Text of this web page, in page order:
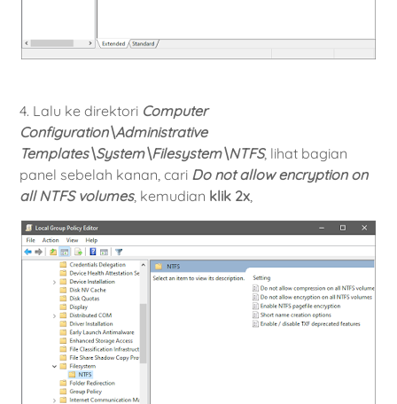
4. Lalu ke direktori Computer
Configuration\Administrative
Templates\System\Filesystem\NTFS, lihat bagian
panel sebelah kanan, cari Do not allow encryption on
all NTFS volumes, kemudian klik 2x,